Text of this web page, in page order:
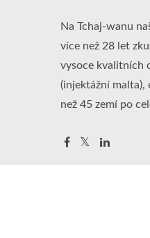
Na Tchaj-wanu
více než 28 let
vysoce kvalitních
(injektážní malta),
než 45 zemí po